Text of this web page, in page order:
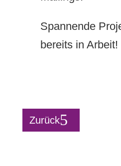
Spannende
bereits in Arbeit!
Zurück